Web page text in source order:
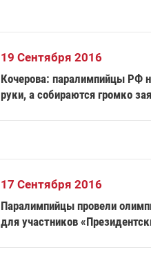
19 Сентября 2016
Кочерова: паралимпийцы РФ
руки, а собираются громко
17 Сентября 2016
Паралимпийцы провели
для участников